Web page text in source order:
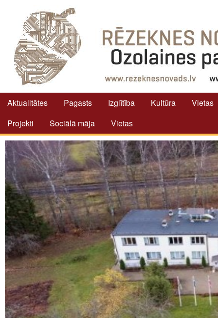
Aktualitātes Pagasts Izglītība Kultūra
Vietas
Projekti
Sociālā māja Vietas